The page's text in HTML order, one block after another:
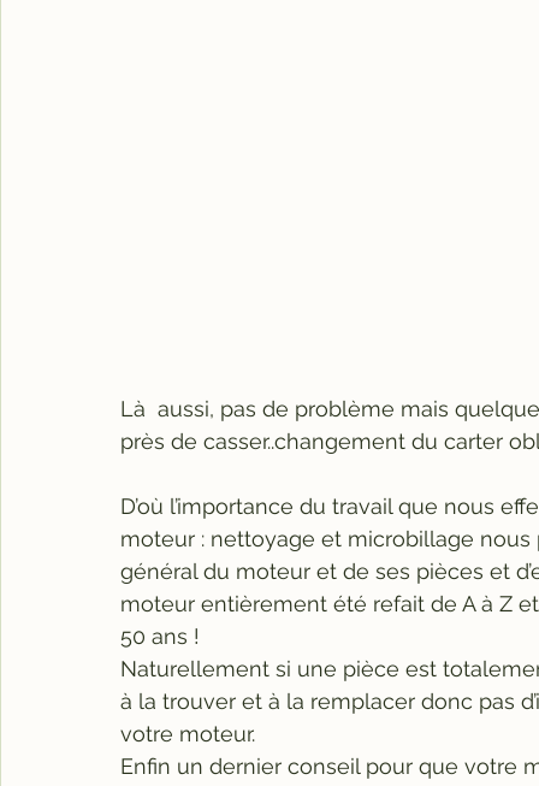
Là  aussi, pas de problème mais
près de casser..changement du carter
D’où l’importance du travail que nous
moteur : nettoyage et microbillage nous
général du moteur et de ses pièces et
moteur entièrement été refait de A à Z
50 ans !
Naturellement si une pièce est
à la trouver et à la remplacer donc pas
votre moteur.
Enfin un dernier conseil pour que votre